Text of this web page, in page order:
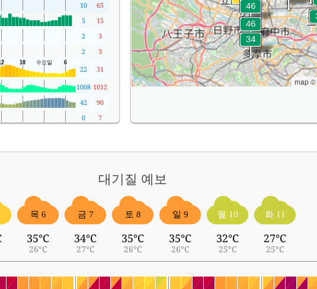
10
65
5
15
2
3
2
3
22
31
1008 1012
42
90
0
7
map ©
대기질 예보
목 6
35°C
26°C
금 7
34°C
27°C
토 8
35°C
26°C
일 9
35°C
26°C
월 10
32°C
25°C
화 11
27°C
25°C